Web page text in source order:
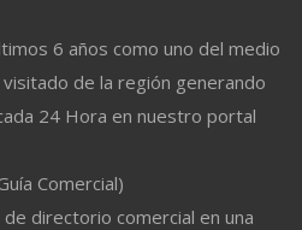
6 años como uno del medio
de la región generando
24 Hora en nuestro portal
Comercial)
directorio comercial en una